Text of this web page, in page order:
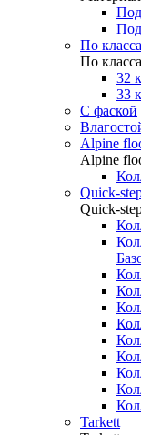
По
По
32
33
С фаской
Alpine
Alpine
Quick-
Quick-
Tarkett